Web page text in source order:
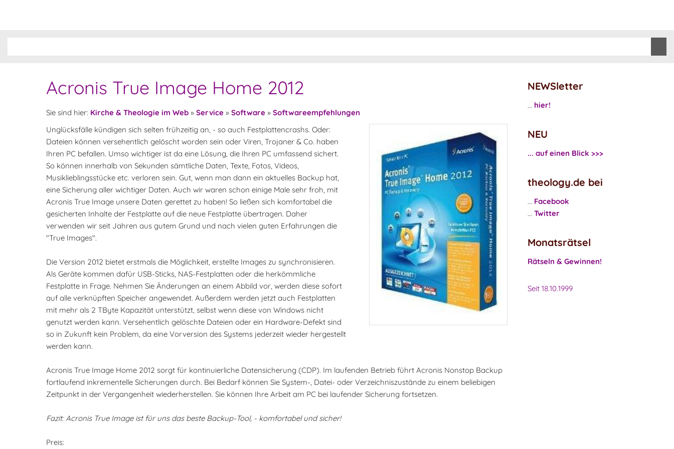
Acronis True Image Home 2012
Sie sind hier: Kirche & Theologie im Web » Service » Software » Softwareempfehlungen
Unglücksfälle kündigen sich selten frühzeitig an, - so auch Festplattencrashs. Oder:
Dateien können versehentlich gelöscht worden sein oder Viren, Trojaner & Co. haben
Ihren PC befallen. Umso wichtiger ist da eine Lösung, die Ihren PC umfassend sichert.
So können innerhalb von Sekunden sämtliche Daten, Texte, Fotos, Videos,
Musiklieblingsstücke etc. verloren sein. Gut, wenn man dann ein aktuelles Backup hat,
eine Sicherung aller wichtiger Daten. Auch wir waren schon einige Male sehr froh, mit
Acronis True Image unsere Daten gerettet zu haben! So ließen sich komfortabel die
gesicherten Inhalte der Festplatte auf die neue Festplatte übertragen. Daher
verwenden wir seit Jahren aus gutem Grund und nach vielen guten Erfahrungen die
"True Images".
Die Version 2012 bietet erstmals die Möglichkeit, erstellte Images zu synchronisieren.
Als Geräte kommen dafür USB-Sticks, NAS-Festplatten oder die herkömmliche
Festplatte in Frage. Nehmen Sie Änderungen an einem Abbild vor, werden diese sofort
auf alle verknüpften Speicher angewendet. Außerdem werden jetzt auch Festplatten
mit mehr als 2 TByte Kapazität unterstützt, selbst wenn diese von Windows nicht
genutzt werden kann. Versehentlich gelöschte Dateien oder ein Hardware-Defekt sind
so in Zukunft kein Problem, da eine Vorversion des Systems jederzeit wieder hergestellt
werden kann.
Acronis True Image Home 2012 sorgt für kontinuierliche Datensicherung (CDP). Im laufenden Betrieb führt Acronis Nonstop Backup
fortlaufend inkrementelle Sicherungen durch. Bei Bedarf können Sie System-, Datei- oder Verzeichniszustände zu einem beliebigen
Zeitpunkt in der Vergangenheit wiederherstellen. Sie können Ihre Arbeit am PC bei laufender Sicherung fortsetzen.
Fazit: Acronis True Image ist für uns das beste Backup-Tool, - komfortabel und sicher!
Preis:
NEWSletter
... hier!
NEU
... auf einen Blick >>>
theology.de bei
... Facebook
... Twitter
Monatsrätsel
Rätseln & Gewinnen!
Seit 18.10.1999